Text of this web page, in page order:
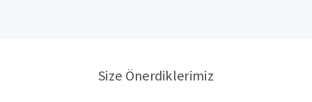
Size Önerdiklerimiz